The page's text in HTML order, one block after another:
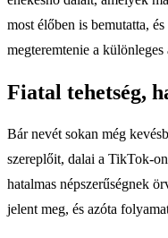
most élőben is bemutatta,
megteremtenie a
Fiatal tehetség,
Bár nevét sokan még
szereplőit, dalai a TikTok-
hatalmas népszerűségnek
jelent meg, és azóta